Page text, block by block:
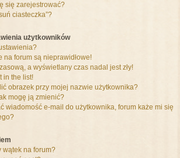
się zarejestrować?
ciasteczka”?
użytkowników
na forum są nieprawidłowe!
a wyświetlany czas nadal jest zły!
in the list!
obrazek przy mojej nazwie użytkownika?
mogę ją zmienić?
wiadomość e-mail do użytkownika, forum każe mi się
wątek na forum?